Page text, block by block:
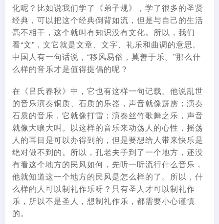
化呢？比如说我们学了《弟子规》，学了很多的圣贤
经典，可以把这个经典倒背如流，但是与自己的生活
毫不相干，这个就叫有知识没有文化。所以，我们
看“文”，文它就是文章、文字、礼乐和曲调的意思。
中国人有一句话说，“移风易俗，莫善于乐。”那么什
么样的音乐才是值得提倡的呢？
在《吕氏春秋》中，它也有这样一句记载。他说乱世
的音乐演奏铜质、石质的乐器，声音就像霹雳；演奏
石质的音乐，它就像打雷；演奏丝竹歌舞之乐，声音
就像大嚷大叫。以这样的音乐来动荡人的心性，摇荡
人的耳目是可以办得到的，但是要想给人带来快乐是
绝对做不到的。所以，孔老夫子到了一个地方，还没
有看这个地方的民风如何，先听一听流行什么音乐，
他就知道这一个地方的民风是怎么样的了。所以，什
么样的人可以制礼作乐呀？只有圣人才可以制礼作
乐，所以不是圣人，想制礼作乐，都需要小心谨慎
的。